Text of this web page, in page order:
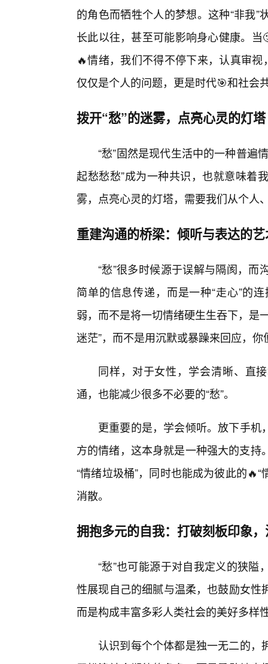
的角色而牺牲个人的梦想。这种“非我
长此以往，甚至可能影响身心健康。
🔥情绪，我们不得不停下来，认真审
仅仅是个人的问题，更是时代🎯和社会
拨开“愁”的迷雾，点亮心灵的灯塔
“愁”固然是现代生活中的一种普遍
起愁愁愁”成为一种共识，也就意味着
雾，点亮心灵的灯塔，需要我们从个人
重建沟通的桥梁：倾听与表达的
“愁”很多时候源于误解与隔阂，
简单的信息传递，而是一种“走心”的
弱，而不是将一切情绪硬生生吞下，是
迷茫”，而不是用沉默或暴躁来回应，
同样，对于女性，学会清晰、直
通，也能减少很多不必要的“愁”。
更重要的是，学会倾听。放下手
方的情绪，这本身就是一种强大的支
“情绪垃圾桶”，同时也能成为彼此的
消散。
拥抱多元的自我：打破刻板印象
“愁”也可能源于对自我定义的狭
性展现自己的细腻与温柔，也鼓励女
而是构成丰富多彩人类社会的美好多样
认识到每个个体都是独一无二的，